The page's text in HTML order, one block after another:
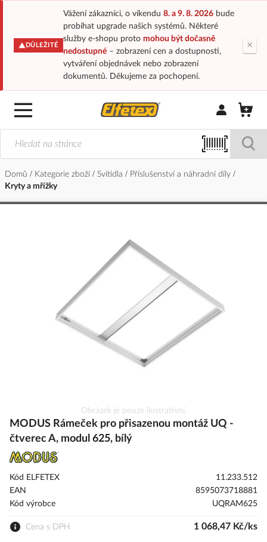
DŮLEŽITÉ
Vážení zákazníci, o víkendu 8. a 9. 8. 2026bude
probíhat upgrade našich systémů. Některé
služby e-shopu proto mohou být dočasně
nedostupné– zobrazení cen a dostupnosti,
vytváření objednávek nebo zobrazení
dokumentů. Děkujeme za pochopení.
×
Přihlásit/
Domů Kategorie zboží Svítidla
Příslušenství a náhradní díly
Kryty a mřížky
na
začátek
s
Obrázek je pouze ilustrativní.
MODUS Rámeček pro přisazenou montáž UQ -
čtverec A, modul 625, bílý
Kód ELFETEX
11.233.512
EAN
8595073718881
Kód výrobce
UQRAM625
Cena s DPH 1 068,47 Kč/ks